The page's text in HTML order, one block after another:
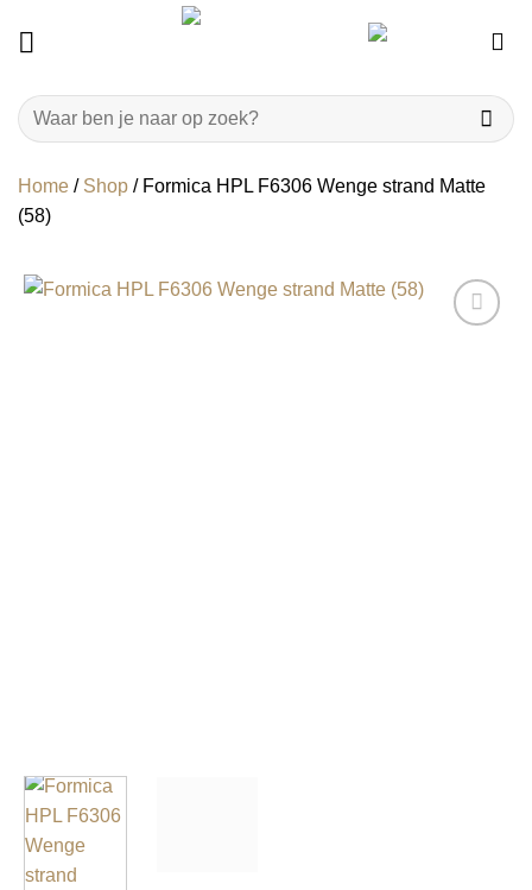
Zoeken
naar:
Home / Shop / Formica HPL F6306 Wenge strand Matte
(58)